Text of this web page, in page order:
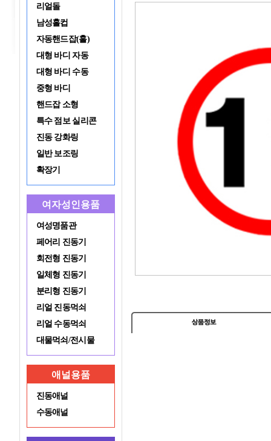
리얼돌
남성홀컵
자동핸드잡(홀)
대형 바디 자동
대형 바디 수동
중형 바디
핸드잡 소형
특수 점보 실리콘
진동 강화링
일반 보조링
확장기
여자성인용품
여성명품관
페어리 진동기
회전형 진동기
일체형 진동기
분리형 진동기
리얼 진동먹쇠
리얼 수동먹쇠
대물먹쇠/전시물
애널용품
진동애널
수동애널